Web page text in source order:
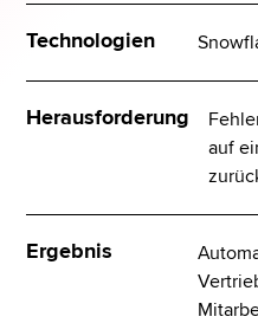
Technologien
Herausforderung
auf
Ergebnis